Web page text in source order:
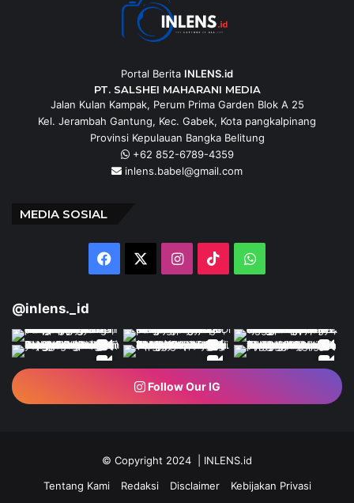
Portal Berita INLENS.id
PT. SALSHEI MAHARANI MEDIA
Jalan Kulan Kampak, Perum Prima Garden Blok A 25
Kel. Jerambah Gantung, Kec. Gabek, Kota pangkalpinang
Provinsi Kepulauan Bangka Belitung
+62 852-6789-4359
inlens.babel@gmail.com
MEDIA SOSIAL
Facebook Instagram
TikTokWhatsApp
@inlens._id
Follow Our IG
© Copyright 2024 | INLENS.id
Tentang Kami
Redaksi Disclaimer Kebijakan Privasi